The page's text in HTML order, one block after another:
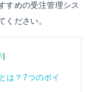
すめの受注管理シス
ください。
]
は？7つのポイ